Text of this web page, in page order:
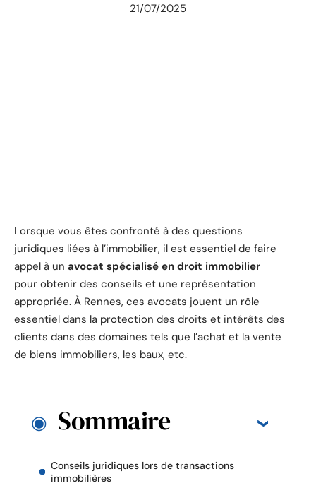
21/07/2025
Lorsque vous êtes confronté à des questions
juridiques liées à l’immobilier, il est essentiel de faire
appel à un avocat spécialisé en droit immobilier
pour obtenir des conseils et une représentation
appropriée. À Rennes, ces avocats jouent un rôle
essentiel dans la protection des droits et intérêts des
clients dans des domaines tels que l’achat et la vente
de biens immobiliers, les baux, etc.
Sommaire
Conseils juridiques lors de transactions
immobilières